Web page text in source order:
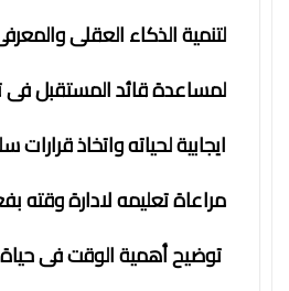
لتنمية الذكاء العقلى
لمساعدة قائد المستقبل
ايجابية لحياته واتخاذ
مراعاة تعليمه لادارة وقته
توضيح أهمية الوقت فى حياة